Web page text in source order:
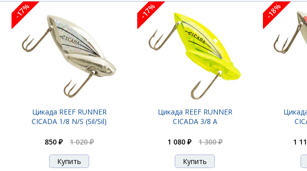
-17%
Цикада REEF RUNNER
CICADA 1/8 N/S (Sil/Sil)
850 ₽ 1 020 ₽
-17%
Цикада REEF RUNNER
CICADA 3/8 A
1 080 ₽ 1 300 ₽
-18%
1